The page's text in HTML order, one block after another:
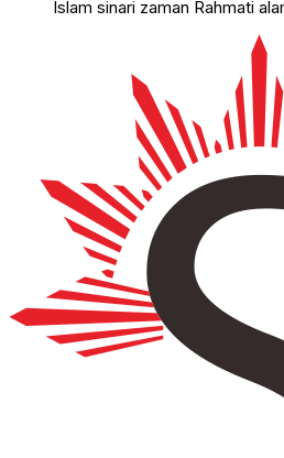
Islam sinari zaman Rahmati